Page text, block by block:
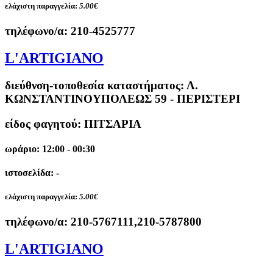
ελάχιστη παραγγελία: 5.00€
τηλέφωνο/α: 210-4525777
L'ARTIGIANO
διεύθνση-τοποθεσία καταστήματος: Λ.
ΚΩΝΣΤΑΝΤΙΝΟΥΠΟΛΕΩΣ 59 - ΠΕΡΙΣΤΕΡΙ
είδος φαγητού: ΠΙΤΣΑΡΙΑ
ωράριο: 12:00 - 00:30
ιστοσελίδα: -
ελάχιστη παραγγελία: 5.00€
τηλέφωνο/α: 210-5767111,210-5787800
L'ARTIGIANO